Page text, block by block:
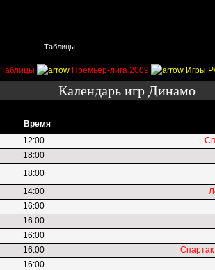
Таблицы
Таблицы Премьер-лига 2009 Игры
Календарь игр Динамо
Время
12:00
18:00
18:00
14:00
16:00
16:00
16:00
16:00
Спартак
16:00